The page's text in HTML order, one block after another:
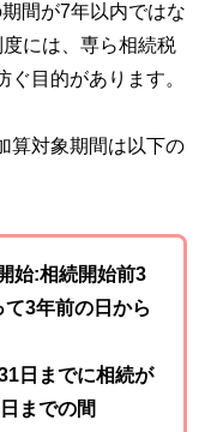
間が7年以内ではな
には、専ら相続税
目的があります。
算対象期間は以下の
始:相続開始前3
3年前の日から
日までに相続が
までの間